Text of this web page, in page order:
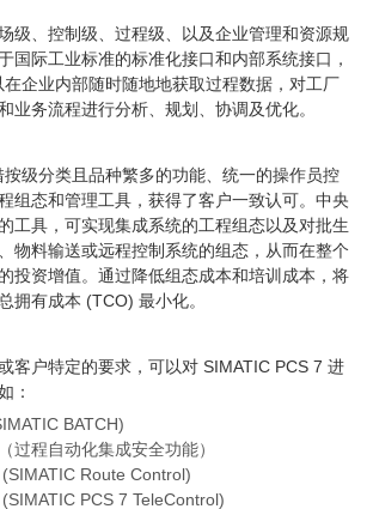
级、控制级、过程级、以及企业管理和资源规
国际工业标准的标准化接口和内部系统接口，
企业内部随时随地地获取过程数据，对工厂
业务流程进行分析、规划、协调及优化。
级分类且品种繁多的功能、统一的操作员控
组态和管理工具，获得了客户一致认可。中央
工具，可实现集成系统的工程组态以及对批生
物料输送或远程控制系统的组态，从而在整个
投资增值。通过降低组态成本和培训成本，将
拥有成本 (TCO) 最小化。
客户特定的要求，可以对 SIMATIC PCS 7 进
：
BATCH)
过程自动化集成安全功能）
Route Control)
PCS 7 TeleControl)